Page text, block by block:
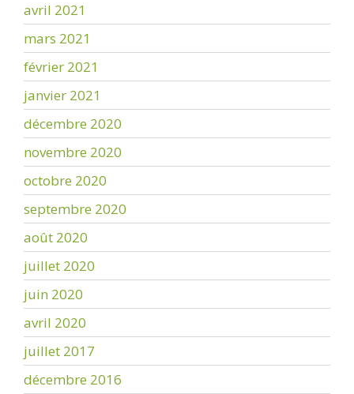
avril 2021
mars 2021
février 2021
janvier 2021
décembre 2020
novembre 2020
octobre 2020
septembre 2020
août 2020
juillet 2020
juin 2020
avril 2020
juillet 2017
décembre 2016